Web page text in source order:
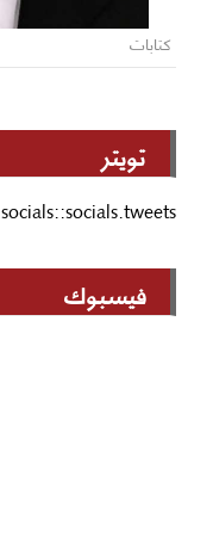
كتابات
تويتر
socials::socials.tweets
فيسبوك